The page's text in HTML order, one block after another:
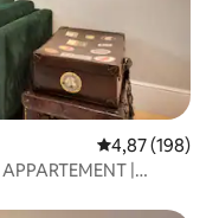
Gemiddelde
4,87 (198)